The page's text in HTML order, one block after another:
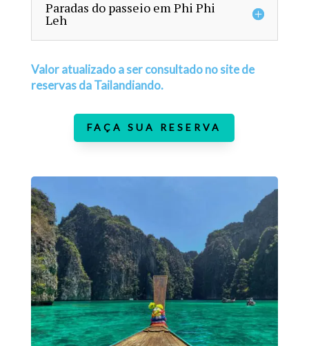
Paradas do passeio em Phi Phi
Leh
Valor atualizado a ser consultado no site de
reservas da Tailandiando.
FAÇA SUA RESERVA